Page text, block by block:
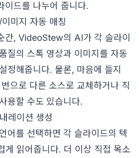
이드를 나누어 줍니다.
미지 자동 매칭
간, VideoStew의 AI가 각 슬라이
질의 스톡 영상과 이미지를 자동
정해줍니다. 물론, 마음에 들지
으로 다른 소스로 교체하거나 직
용할 수도 있습니다.
레이션 생성
어를 선택하면 각 슬라이드의 텍
게 읽어줍니다. 더 이상 직접 목소